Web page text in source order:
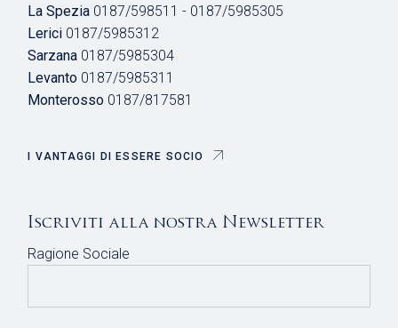
La Spezia 0187/598511 - 0187/5985305
Lerici 0187/5985312
Sarzana 0187/5985304
Levanto 0187/5985311
Monterosso 0187/817581
I VANTAGGI DI ESSERE SOCIO
Iscriviti alla nostra Newsletter
Ragione Sociale